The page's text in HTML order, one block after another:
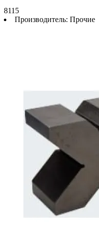
8115
Производитель: Прочие